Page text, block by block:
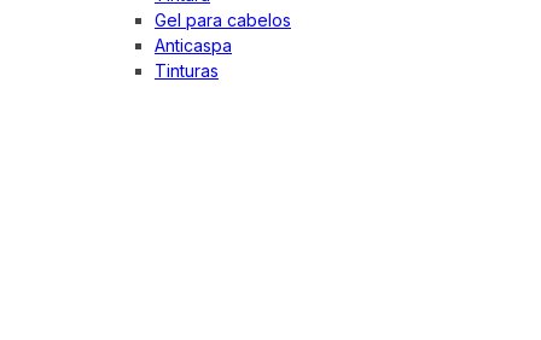
Gel para cabelos
Anticaspa
Tinturas